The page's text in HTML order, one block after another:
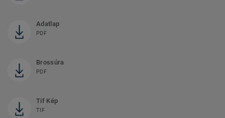
Adatlap
PDF
Brossúra
PDF
Tif Kép
TIF